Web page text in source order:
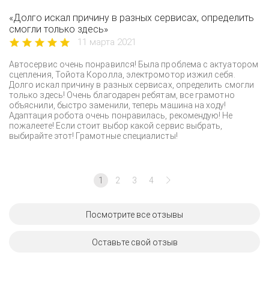
«Долго искал причину в разных сервисах, определить
смогли только здесь»
11 марта 2021
Автосервис очень понравился! Была проблема с актуатором
сцепления, Тойота Королла, электромотор изжил себя.
Долго искал причину в разных сервисах, определить смогли
только здесь! Очень благодарен ребятам, все грамотно
объяснили, быстро заменили, теперь машина на ходу!
Адаптация робота очень понравилась, рекомендую! Не
пожалеете! Если стоит выбор какой сервис выбрать,
выбирайте этот! Грамотные специалисты!
1 2 3 4
Посмотрите все отзывы
Оставьте свой отзыв